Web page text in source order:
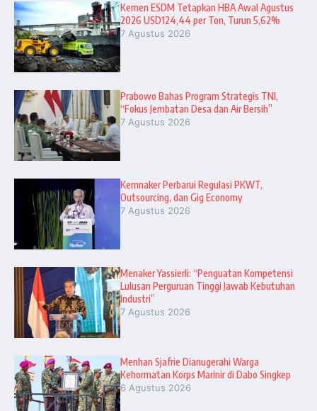
Kemen ESDM Tetapkan HBA Awal Agustus
2026 USD124,44 per Ton, Turun 5,62%
7 Agustus 2026
Prabowo Bahas Program Strategis TNI,
“Fokus Jembatan Desa dan Air Bersih”
7 Agustus 2026
Kemnaker Perbarui Regulasi PKWT,
Outsourcing, dan Gig Economy
7 Agustus 2026
Menaker Yassierli: “Penguatan Kompetensi
Lulusan Perguruan Tinggi Jawab Kebutuhan
Industri”
7 Agustus 2026
Menhan Sjafrie Dianugerahi Warga
Kehormatan Korps Marinir di Dabo Singkep
6 Agustus 2026